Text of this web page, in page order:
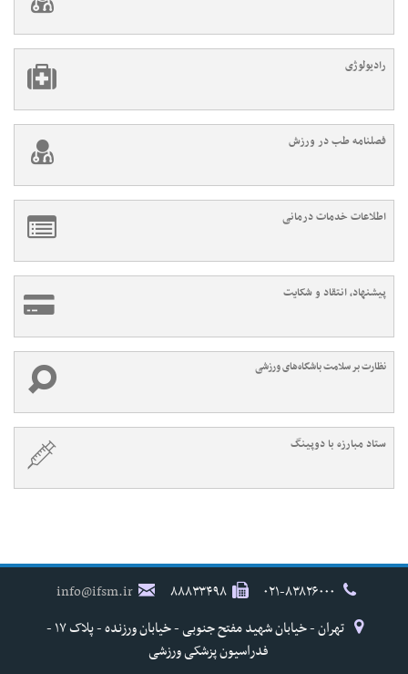
رادیولوژی
فصلنامه طب در ورزش
اطلاعات خدمات درمانی
پیشنهاد، انتقاد و شکایت
نظارت بر سلامت باشگاه‌های ورزشی
ستاد مبارزه با دوپینگ
۸۸۸۳۳۴۹۸
info@ifsm.ir
تهران - خیابان شهید مفتح جنوبی - خیابان ورزنده - پلاک ۱۷ -
فدراسیون پزشکی ورزشی